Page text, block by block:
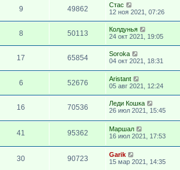
9 49862
Стас
12 ноя 2021, 07:26
8 50113
Колдунья
24 окт 2021, 19:05
17 65854
Soroka
04 окт 2021, 18:31
6 52676
Aristant
05 авг 2021, 12:24
16 70536
Леди Кошка
26 июл 2021, 15:45
41 95362
Маршал
16 июл 2021, 17:53
30 90723
Garik
15 мар 2021, 14:35